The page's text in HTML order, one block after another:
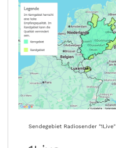
Sendegebiet Radiosender "1Live"